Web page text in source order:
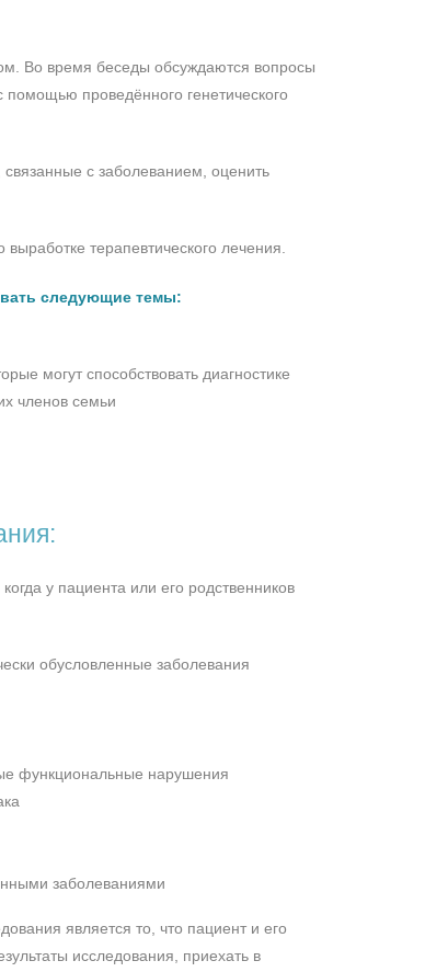
Во время беседы обсуждаются вопросы
проведённого генетического
связанные с заболеванием, оценить
терапевтического лечения.
следующие темы:
могут способствовать диагностике
членов семьи
у пациента или его родственников
обусловленные заболевания
функциональные нарушения
заболеваниями
является то, что пациент и его
исследования, приехать в